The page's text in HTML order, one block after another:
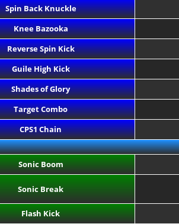
Spin Back Knuckle
Knee Bazooka
Reverse Spin Kick
Guile High Kick
Shades of Glory
Target Combo
CPS1 Chain
Sonic Boom
Sonic Break
Flash Kick